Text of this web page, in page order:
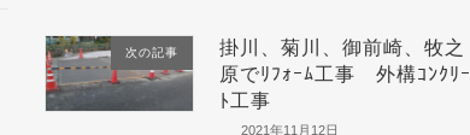
次の記事
掛川、菊川、御前崎、牧之
原でﾘﾌｫｰﾑ工事 外構ｺﾝｸﾘｰ
ﾄ工事
2021年11月12日